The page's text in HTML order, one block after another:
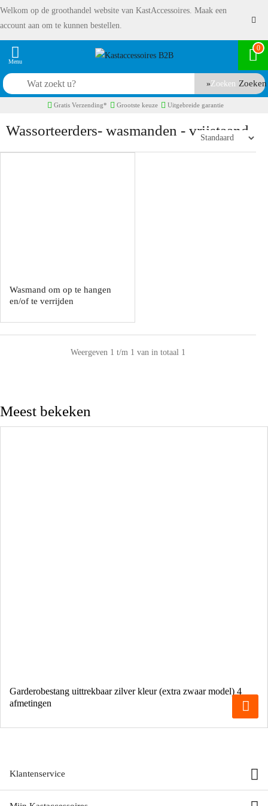
Welkom op de groothandel website van KastAccessoires. Maak een
account aan om te kunnen bestellen.
0
Zoeken
Gratis Verzending* Grootste keuze Uitgebreide garantie
Wassorteerders- wasmanden - vrijstaand
Wasmand om op te hangen
en/of te verrijden
Weergeven 1 t/m 1 van in totaal 1
Meest bekeken
Garderobestang uittrekbaar zilver kleur (extra zwaar model) 4
afmetingen
Klantenservice